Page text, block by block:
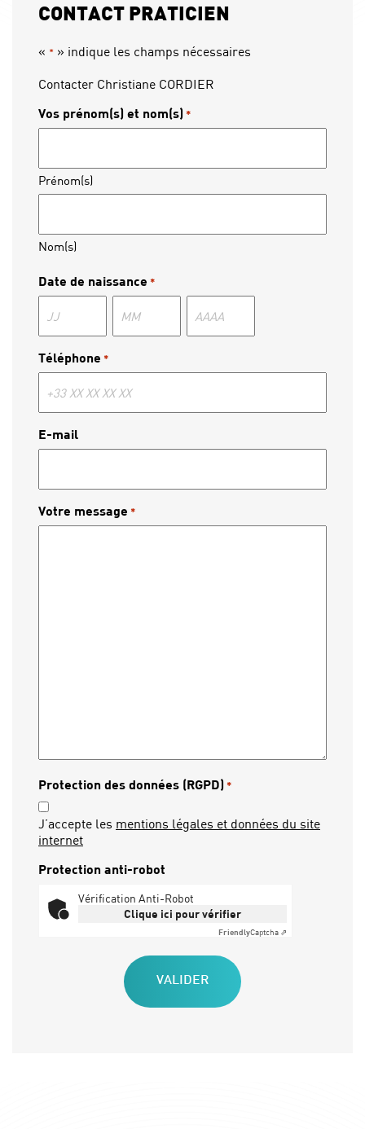
CONTACT PRATICIEN
« * » indique les champs nécessaires
Contacter Christiane CORDIER
Vos prénom(s) et nom(s) *
Prénom(s)
Nom(s)
Date de naissance *
Jour Mois Année
Téléphone *
E-mail
Votre message *
Protection des données (RGPD) *
J’accepte les mentions légales et données du site
internet
Protection anti-robot
Vérification Anti-Robot
Clique ici pour vérifier
FriendlyCaptcha ⇗